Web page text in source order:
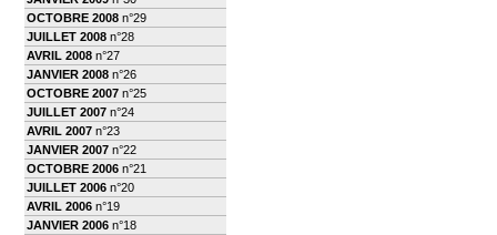
OCTOBRE 2008 n°29
JUILLET 2008 n°28
AVRIL 2008 n°27
JANVIER 2008 n°26
OCTOBRE 2007 n°25
JUILLET 2007 n°24
AVRIL 2007 n°23
JANVIER 2007 n°22
OCTOBRE 2006 n°21
JUILLET 2006 n°20
AVRIL 2006 n°19
JANVIER 2006 n°18